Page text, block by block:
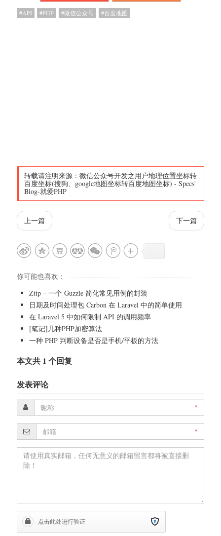
API PHP 微信公众号 百度地图
转载请注明来源： 微信公众号开发之用户地理位置坐标转
百度坐标(搜狗、google地图坐标转百度地图坐标) - Specs'
Blog-就爱PHP
上一篇 下一篇
你可能也喜欢：
Zttp – 一个 Guzzle 简化常见用例的封装
日期及时间处理包 Carbon 在 Laravel 中的简单使用
在 Laravel 5 中如何限制 API 的调用频率
[笔记]几种PHP加密算法
一种 PHP 判断设备是否是手机/平板的方法
本文共 1 个回复
发表评论
*
*